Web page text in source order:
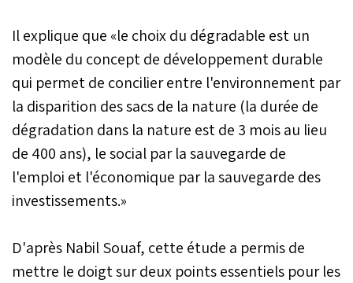
Il explique que «le choix du dégradable est un
modèle du concept de développement durable
qui permet de concilier entre l'environnement par
la disparition des sacs de la nature (la durée de
dégradation dans la nature est de 3 mois au lieu
de 400 ans), le social par la sauvegarde de
l'emploi et l'économique par la sauvegarde des
investissements.»
D'après Nabil Souaf, cette étude a permis de
mettre le doigt sur deux points essentiels pour les